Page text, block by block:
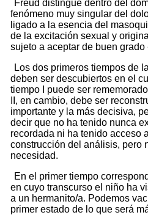
Freud distingue dentro del
fenómeno muy singular del
ligado a la esencia del
de la excitación sexual y
sujeto a aceptar de buen
Los dos primeros tiempos de
deben ser descubiertos en el
tiempo I puede ser
II, en cambio, debe ser
importante y la más decisiva,
decir que no ha tenido nunca
recordada ni ha tenido acceso
construcción del análisis, pero
necesidad.
En el primer tiempo
en cuyo transcurso el niño ha
a un hermanito/a. Podemos
primer estado de lo que será